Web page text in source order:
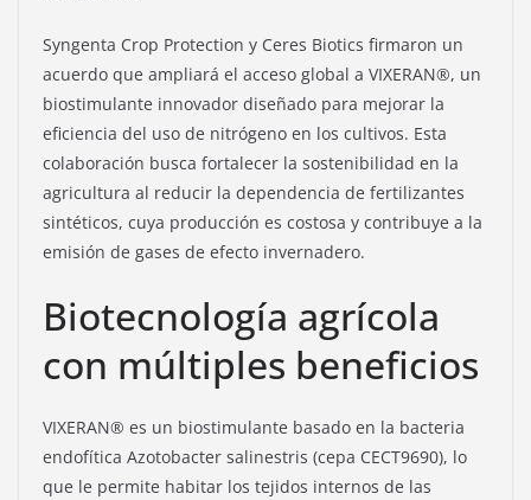
Syngenta Crop Protection y Ceres Biotics firmaron un
acuerdo que ampliará el acceso global a VIXERAN®, un
biostimulante innovador diseñado para mejorar la
eficiencia del uso de nitrógeno en los cultivos. Esta
colaboración busca fortalecer la sostenibilidad en la
agricultura al reducir la dependencia de fertilizantes
sintéticos, cuya producción es costosa y contribuye a la
emisión de gases de efecto invernadero.
Biotecnología agrícola
con múltiples beneficios
VIXERAN® es un biostimulante basado en la bacteria
endofítica Azotobacter salinestris (cepa CECT9690), lo
que le permite habitar los tejidos internos de las